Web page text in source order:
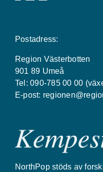
Postadress:
Region Västerbotten
901 89 Umeå
Tel: 090-785 00 00
E-post:
NorthPop stöds av